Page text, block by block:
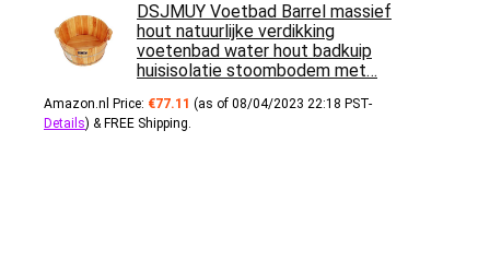
DSJMUY Voetbad Barrel massief
hout natuurlijke verdikking
voetenbad water hout badkuip
huisisolatie stoombodem met…
Amazon.nl Price: €77.11 (as of 08/04/2023 22:18 PST-
Details) & FREE Shipping.